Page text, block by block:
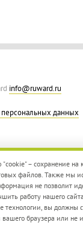
info@ruward.ru
данных
"cookie" – сохранение
файлов. Также мы
не позволит
работу нашего
технологии, вы должны
браузера или не